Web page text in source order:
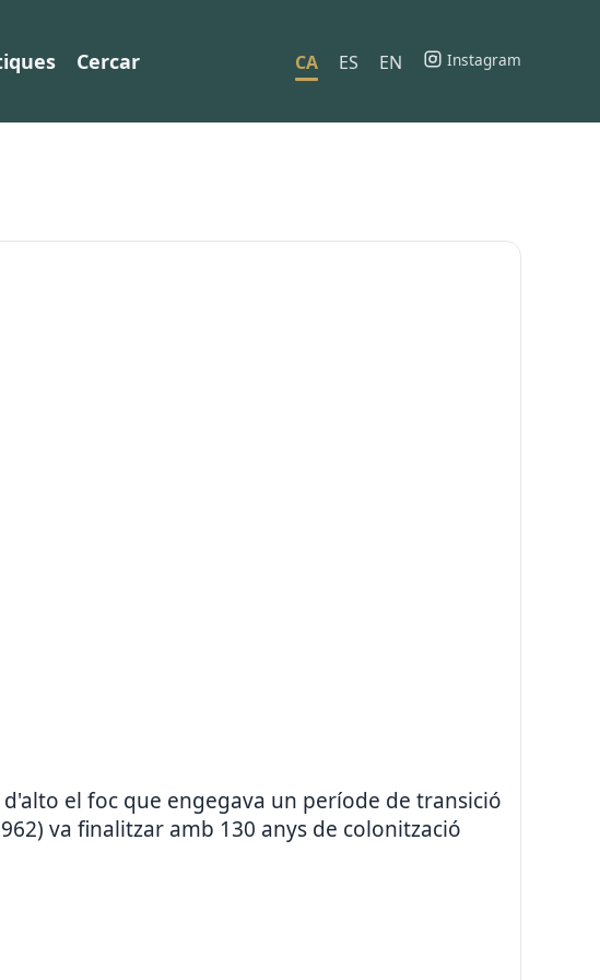
Cercar CA ES EN Instagram
el foc que engegava un període de transició
va finalitzar amb 130 anys de colonització